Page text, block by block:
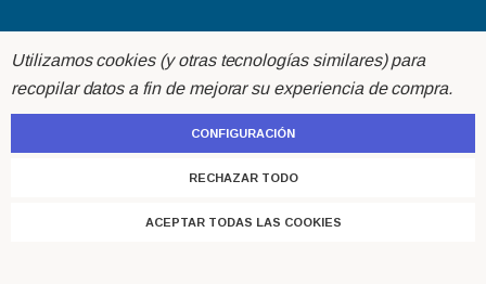
Acerca de
Ayuda
Utilizamos cookies (y otras tecnologías similares) para
recopilar datos a fin de mejorar su experiencia de compra.
CONFIGURACIÓN
RECHAZAR TODO
ACEPTAR TODAS LAS COOKIES